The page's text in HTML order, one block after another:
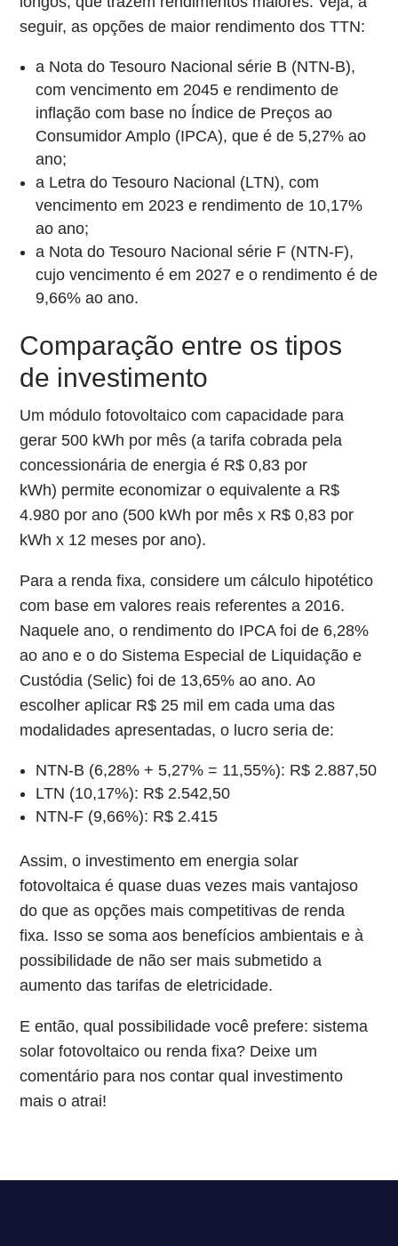
seguir, as opções de maior rendimento dos TTN:
a Nota do Tesouro Nacional série B (NTN-B),
com vencimento em 2045 e rendimento de
inflação com base no Índice de Preços ao
Consumidor Amplo (IPCA), que é de 5,27% ao
ano;
a Letra do Tesouro Nacional (LTN), com
vencimento em 2023 e rendimento de 10,17%
ao ano;
a Nota do Tesouro Nacional série F (NTN-F),
cujo vencimento é em 2027 e o rendimento é de
9,66% ao ano.
Comparação entre os tipos
de investimento
Um módulo fotovoltaico com capacidade para
gerar 500 kWh por mês (a tarifa cobrada pela
concessionária de energia é R$ 0,83 por
kWh) permite economizar o equivalente a R$
4.980 por ano (500 kWh por mês x R$ 0,83 por
kWh x 12 meses por ano).
Para a renda fixa, considere um cálculo hipotético
com base em valores reais referentes a 2016.
Naquele ano, o rendimento do IPCA foi de 6,28%
ao ano e o do Sistema Especial de Liquidação e
Custódia (Selic) foi de 13,65% ao ano. Ao
escolher aplicar R$ 25 mil em cada uma das
modalidades apresentadas, o lucro seria de:
NTN-B (6,28% + 5,27% = 11,55%): R$ 2.887,50
LTN (10,17%): R$ 2.542,50
NTN-F (9,66%): R$ 2.415
Assim, o investimento em energia solar
fotovoltaica é quase duas vezes mais vantajoso
do que as opções mais competitivas de renda
fixa. Isso se soma aos benefícios ambientais e à
possibilidade de não ser mais submetido a
aumento das tarifas de eletricidade.
E então, qual possibilidade você prefere: sistema
solar fotovoltaico ou renda fixa? Deixe um
comentário para nos contar qual investimento
mais o atrai!